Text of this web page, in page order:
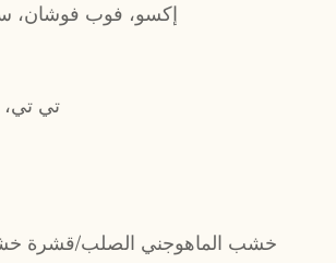
إكسو، فوب فوشان،
/ تي
خشب الماهوجني الصلب/قشرة